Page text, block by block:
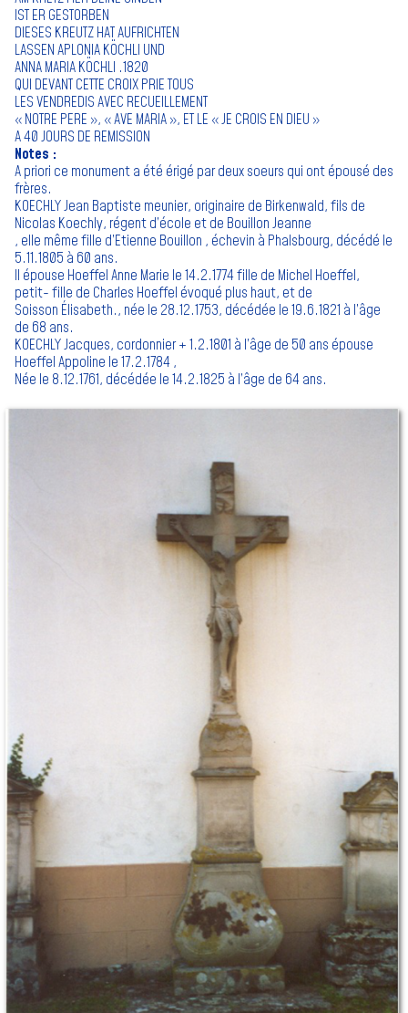
IST ER GESTORBEN
DIESES KREUTZ HAT AUFRICHTEN
LASSEN APLONIA KÖCHLI UND
ANNA MARIA KÖCHLI .1820
QUI DEVANT CETTE CROIX PRIE TOUS
LES VENDREDIS AVEC RECUEILLEMENT
« NOTRE PERE », « AVE MARIA », ET LE « JE CROIS EN DIEU »
A 40 JOURS DE REMISSION
Notes :
A priori ce monument a été érigé par deux soeurs qui ont épousé des
frères.
KOECHLY Jean Baptiste meunier, originaire de Birkenwald, fils de
Nicolas Koechly, régent d’école et de Bouillon Jeanne
, elle même fille d’Etienne Bouillon , échevin à Phalsbourg, décédé le
5.11.1805 à 60 ans.
Il épouse Hoeffel Anne Marie le 14.2.1774 fille de Michel Hoeffel,
petit- fille de Charles Hoeffel évoqué plus haut, et de
Soisson Élisabeth., née le 28.12.1753, décédée le 19.6.1821 à l’âge
de 68 ans.
KOECHLY Jacques, cordonnier + 1.2.1801 à l’âge de 50 ans épouse
Hoeffel Appoline le 17.2.1784 ,
Née le 8.12.1761, décédée le 14.2.1825 à l’âge de 64 ans.